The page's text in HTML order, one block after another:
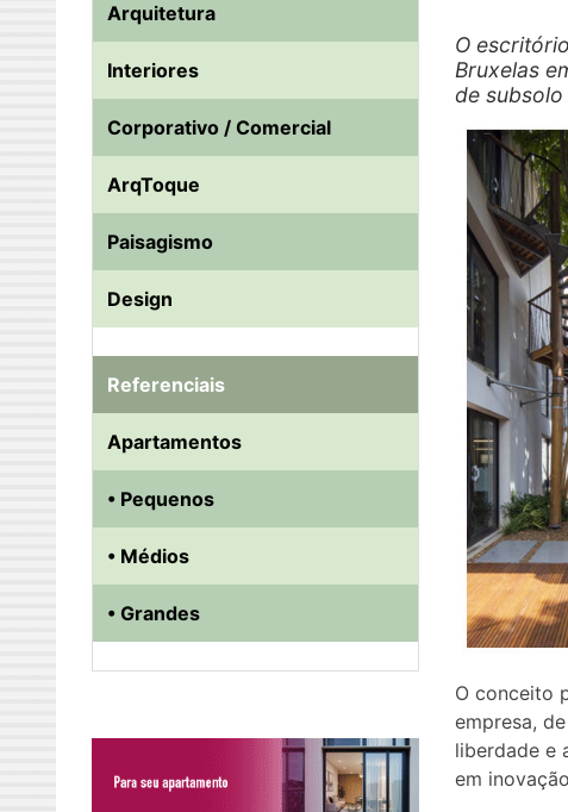
O
Bruxelas
de
O conceito
empresa,
liberdade e
em
Arquitetura
Interiores
Corporativo / Comercial
ArqToque
Paisagismo
Design
Referenciais
Apartamentos
• Pequenos
• Médios
• Grandes